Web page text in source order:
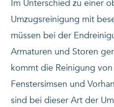
Im Unterschied zu einer
Umzugsreinigung mit
müssen bei der
Armaturen und Storen
kommt die Reinigung
Fenstersimsen und
sind bei dieser Art der